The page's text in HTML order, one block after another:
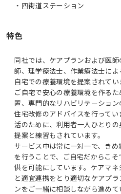
特色
同社では、ケアプランおよび医
師、理学療法士、作業療法士に
自宅での療養環境を提案されてい
ご自宅で安心の療養環境を作る
置、専門的なリハビリテーショ
住宅改修のアドバイスを行って
活のために、利用者一人ひとり
提案と練習もされています。
サービス中は常に一対一で、き
を行うことで、ご自宅だからこ
供を可能にしています。ケアマ
と適宜連携をとり適切なケアプ
ンをご一緒に相談しながら進めて